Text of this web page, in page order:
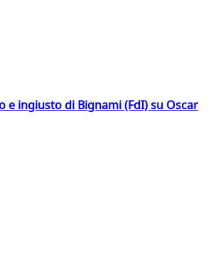
e ingiusto di Bignami (FdI) su Oscar